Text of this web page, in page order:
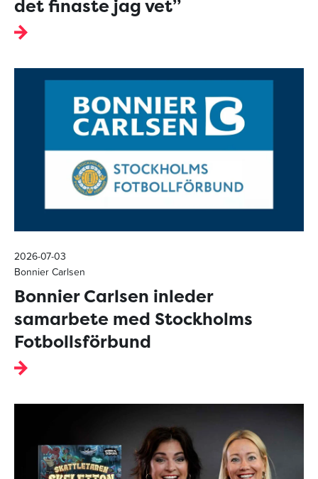
det finaste jag vet”
2026-07-03
Bonnier Carlsen
Bonnier Carlsen inleder
samarbete med Stockholms
Fotbollsförbund